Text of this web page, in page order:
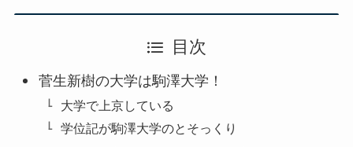
目次
菅生新樹の大学は駒澤大学！
大学で上京している
学位記が駒澤大学のとそっくり